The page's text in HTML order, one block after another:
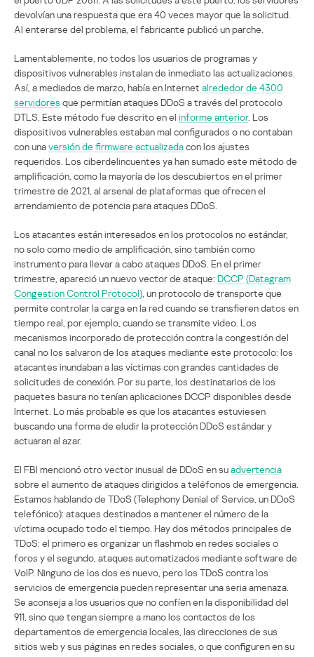
devolvían una respuesta que era 40 veces mayor que la solicitud.
Al enterarse del problema, el fabricante publicó un parche.
Lamentablemente, no todos los usuarios de programas y
dispositivos vulnerables instalan de inmediato las actualizaciones.
Así, a mediados de marzo, había en Internet alrededor de 4300
servidores que permitían ataques DDoS a través del protocolo
DTLS. Este método fue descrito en el informe anterior. Los
dispositivos vulnerables estaban mal configurados o no contaban
con unaversión de firmware actualizadacon los ajustes
requeridos. Los ciberdelincuentes ya han sumado este método de
amplificación, como la mayoría de los descubiertos en el primer
trimestre de 2021, al arsenal de plataformas que ofrecen el
arrendamiento de potencia para ataques DDoS.
Los atacantes están interesados en los protocolos no estándar,
no solo como medio de amplificación, sino también como
instrumento para llevar a cabo ataques DDoS. En el primer
trimestre, apareció un nuevo vector de ataque: DCCP (Datagram
Congestion Control Protocol) , un protocolo de transporte que
permite controlar la carga en la red cuando se transfieren datos en
tiempo real, por ejemplo, cuando se transmite video. Los
mecanismos incorporado de protección contra la congestión del
canal no los salvaron de los ataques mediante este protocolo: los
atacantes inundaban a las víctimas con grandes cantidades de
solicitudes de conexión. Por su parte, los destinatarios de los
paquetes basura no tenían aplicaciones DCCP disponibles desde
Internet. Lo más probable es que los atacantes estuviesen
buscando una forma de eludir la protección DDoS estándar y
actuaran al azar.
El FBI mencionó otro vector inusual de DDoS en suadvertencia
sobre el aumento de ataques dirigidos a teléfonos de emergencia.
Estamos hablando de TDoS (Telephony Denial of Service, un DDoS
telefónico): ataques destinados a mantener el número de la
víctima ocupado todo el tiempo. Hay dos métodos principales de
TDoS: el primero es organizar un flashmob en redes sociales o
foros y el segundo, ataques automatizados mediante software de
VoIP. Ninguno de los dos es nuevo, pero los TDoS contra los
servicios de emergencia pueden representar una seria amenaza.
Se aconseja a los usuarios que no confíen en la disponibilidad del
911, sino que tengan siempre a mano los contactos de los
departamentos de emergencia locales, las direcciones de sus
sitios web y sus páginas en redes sociales, o que configuren en su